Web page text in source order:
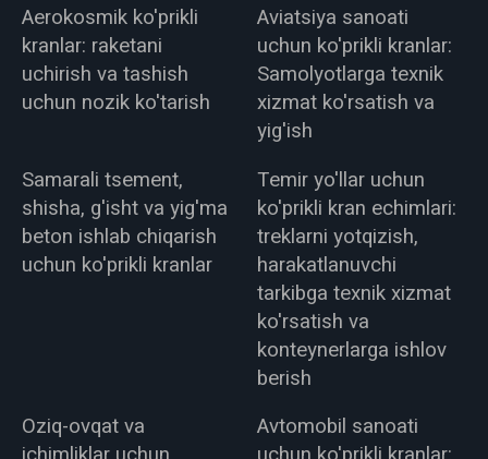
Aerokosmik ko'prikli
kranlar: raketani
uchirish va tashish
uchun nozik ko'tarish
Aviatsiya sanoati
uchun ko'prikli kranlar:
Samolyotlarga texnik
xizmat ko'rsatish va
yig'ish
Samarali tsement,
shisha, g'isht va yig'ma
beton ishlab chiqarish
uchun ko'prikli kranlar
Temir yo'llar uchun
ko'prikli kran echimlari:
treklarni yotqizish,
harakatlanuvchi
tarkibga texnik xizmat
ko'rsatish va
konteynerlarga ishlov
berish
Oziq-ovqat va
Avtomobil sanoati